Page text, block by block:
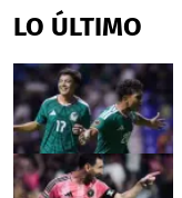
LO ÚLTIMO